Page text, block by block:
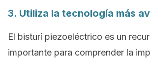
3. Utiliza la tecnología más
El bisturí piezoeléctrico es un
importante para comprender la